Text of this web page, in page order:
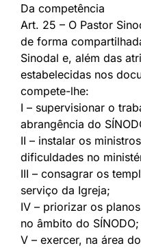
Da competência
Art. 25 – O Pastor
de forma
Sinodal e, além das
estabelecidas nos
compete-lhe:
I – supervisionar o
abrangência do
II – instalar os
dificuldades no
III – consagrar os
serviço da Igreja;
IV – priorizar os
no âmbito do SÍNODO;
V – exercer, na área